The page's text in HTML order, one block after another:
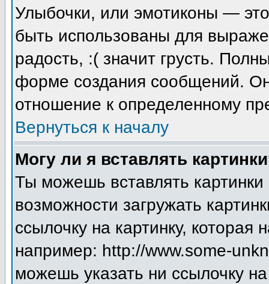
Улыбочки, или эмотиконы —
быть использованы для
радость, :( значит грусть.
форме создания сообщений.
отношение к определенному
Вернуться к началу
Могу ли я вставлять
Ты можешь вставлять
возможности загружать
ссылочку на картинку,
например: http://www.some-
можешь указать ни ссылочку